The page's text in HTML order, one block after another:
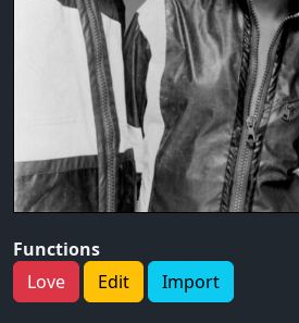
Functions
Love
Edit Import